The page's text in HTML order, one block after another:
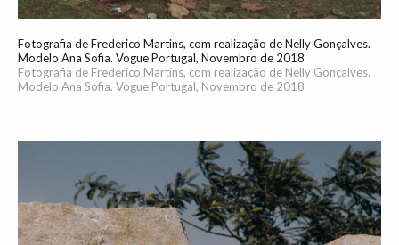
Fotografia de Frederico Martins, com realização de Nelly Gonçalves.
Modelo Ana Sofia. Vogue Portugal, Novembro de 2018
Fotografia de Frederico Martins, com realização de Nelly Gonçalves.
Modelo Ana Sofia. Vogue Portugal, Novembro de 2018